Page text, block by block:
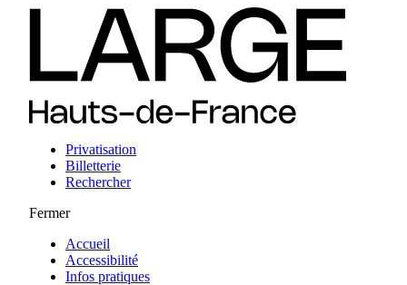
Privatisation
Billetterie
Rechercher
Fermer
Accueil
Accessibilité
Infos pratiques